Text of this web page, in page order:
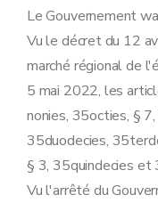
Art. 17
Chapitre 5 Activité
Art. 19
Art. 20
Art. 21
Art. 22
Art. 24
Chapitre 6
Art. 25
Chapitre 7 Dispositions
Le Gouvernement
Vu le décret du 12
marché régional de
5 mai 2022, les
nonies, 35octies, §
35duodecies,
§ 3, 35quindecies et
Vu l'arrêté du